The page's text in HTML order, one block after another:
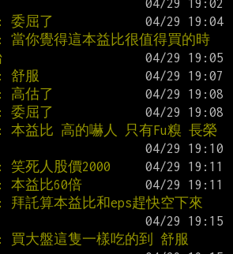
: 委屈了
: 當你覺得這本益比很值得買的時
: 舒服
: 高估了
: 委屈了
: 本益比 高的嚇人 只有Fu糗 長榮
: 笑死人股價2000
: 本益比60倍
: 拜託算本益比和eps趕快空下來
: 買大盤這隻一樣吃的到 舒服